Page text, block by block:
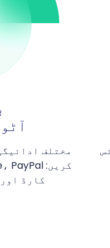
مختلف
کارڈ